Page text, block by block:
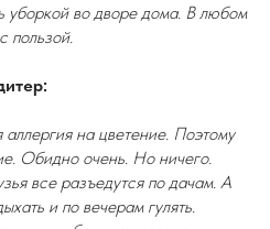
уборкой во дворе дома. В любом
пользой.
на цветение. Поэтому
Обидно очень. Но ничего.
все разъедутся по дачам. А
и по вечерам гулять.